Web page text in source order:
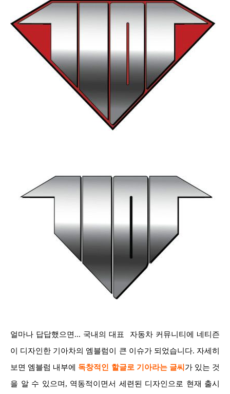
얼마나 답답했으면... 국내의 대표 자동차 커뮤니티에 네티즌
이 디자인한 기아차의 엠블럼이 큰 이슈가 되었습니다. 자세히
보면 엠블럼 내부에
독창적인 할글로 기아라는 글씨 가 있는 것
을 알 수 있으며, 역동적이면서 세련된 디자인으로 현재 출시